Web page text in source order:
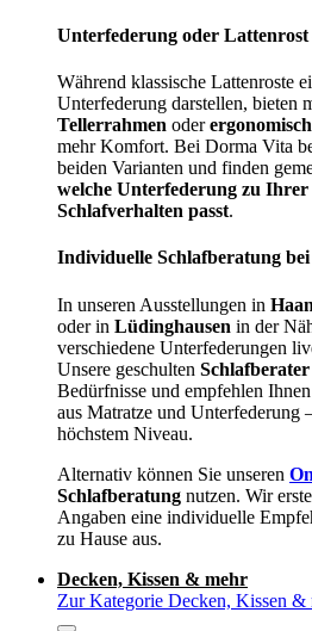
Unterfederung oder Lattenrost
Während klassische Lattenroste
Unterfederung darstellen, bieten
Tellerrahmen oder
mehr Komfort. Bei Dorma Vita
beiden Varianten und finden
welche Unterfederung zu
Schlafverhalten passt.
Individuelle Schlafberatung
In unseren Ausstellungen in
oder in Lüdinghausen in der
verschiedene Unterfederungen
Unsere geschulten Schlafberater
Bedürfnisse und empfehlen
aus Matratze und Unterfederung
höchstem Niveau.
Alternativ können Sie unseren
Schlafberatung nutzen. Wir
Angaben eine individuelle
zu Hause aus.
Decken, Kissen & mehr
Zur Kategorie Decken, Kissen &